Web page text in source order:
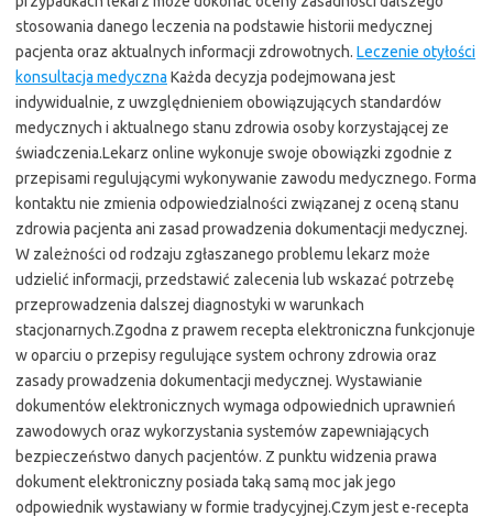
stosowania danego leczenia na podstawie historii medycznej
pacjenta oraz aktualnych informacji zdrowotnych. Leczenie otyłości
konsultacja medyczna Każda decyzja podejmowana jest
indywidualnie, z uwzględnieniem obowiązujących standardów
medycznych i aktualnego stanu zdrowia osoby korzystającej ze
świadczenia.Lekarz online wykonuje swoje obowiązki zgodnie z
przepisami regulującymi wykonywanie zawodu medycznego. Forma
kontaktu nie zmienia odpowiedzialności związanej z oceną stanu
zdrowia pacjenta ani zasad prowadzenia dokumentacji medycznej.
W zależności od rodzaju zgłaszanego problemu lekarz może
udzielić informacji, przedstawić zalecenia lub wskazać potrzebę
przeprowadzenia dalszej diagnostyki w warunkach
stacjonarnych.Zgodna z prawem recepta elektroniczna funkcjonuje
w oparciu o przepisy regulujące system ochrony zdrowia oraz
zasady prowadzenia dokumentacji medycznej. Wystawianie
dokumentów elektronicznych wymaga odpowiednich uprawnień
zawodowych oraz wykorzystania systemów zapewniających
bezpieczeństwo danych pacjentów. Z punktu widzenia prawa
dokument elektroniczny posiada taką samą moc jak jego
odpowiednik wystawiany w formie tradycyjnej.Czym jest e-recepta